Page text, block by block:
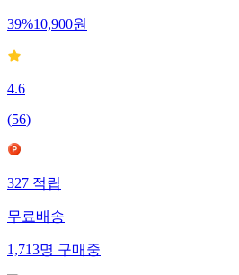
39%10,900원
4.6
(56)
327적립
무료배송
1,713명구매중